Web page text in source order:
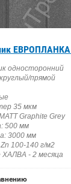
односторонний
прямой
35 мкм
Graphite Grey
500 мм
3000 мм
100-140 г/м2
ХАЛВА - 2 месяца